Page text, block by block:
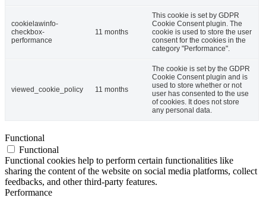
cookielawinfo-
checkbox-
performance
11 months
This cookie is set by GDPR
Cookie Consent plugin. The
cookie is used to store the user
consent for the cookies in the
category "Performance".
viewed_cookie_policy 11 months
The cookie is set by the GDPR
Cookie Consent plugin and is
used to store whether or not
user has consented to the use
of cookies. It does not store
any personal data.
Functional
Functional
Functional cookies help to perform certain functionalities like
sharing the content of the website on social media platforms, collect
feedbacks, and other third-party features.
Performance